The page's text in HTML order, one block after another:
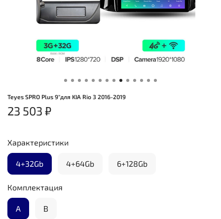
Teyes SPRO Plus 9"для KIA Rio 3 2016-2019
23 503 ₽
Характеристики
4+32Gb 4+64Gb 6+128Gb
Комплектация
А B